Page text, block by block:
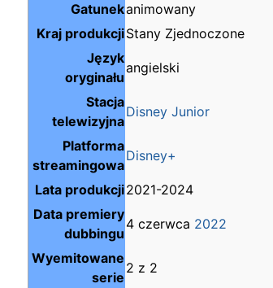
Gatunekanimowany
Kraj produkcjiStany Zjednoczone
Język
oryginału
angielski
Stacja
telewizyjna
Disney Junior
Platforma
streamingowa
Disney+
Lata produkcji2021-2024
Data premiery
dubbingu
4 czerwca 2022
Wyemitowane
serie
2 z 2